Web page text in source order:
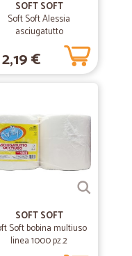
SOFT SOFT
Soft Soft Alessia
asciugatutto
2,19 €
SOFT SOFT
Soft bobina multiuso
linea 1000 pz.2